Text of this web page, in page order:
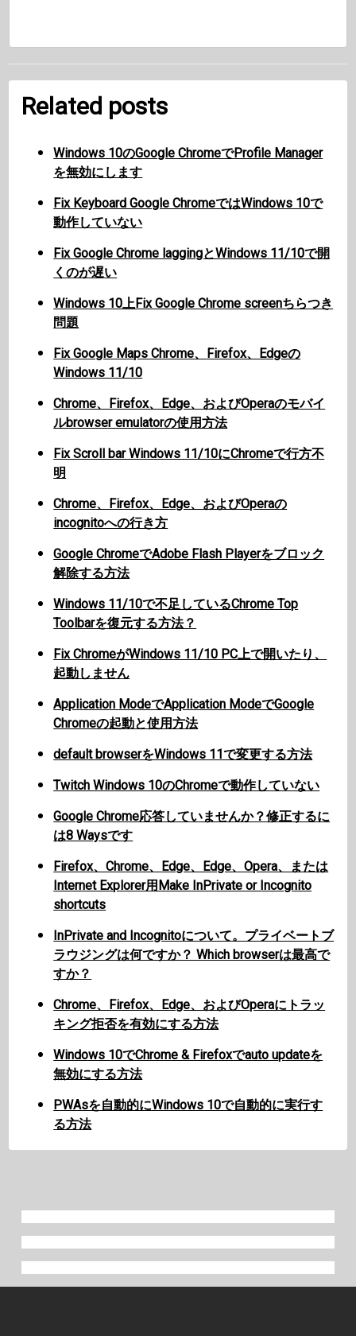
Related posts
Windows 10のGoogle ChromeでProfile Manager
を無効にします
Fix Keyboard Google ChromeではWindows 10で
動作していない
Fix Google Chrome laggingとWindows 11/10で開
くのが遅い
Windows 10上Fix Google Chrome screenちらつき
問題
Fix Google Maps Chrome、Firefox、Edgeの
Windows 11/10
Chrome、Firefox、Edge、およびOperaのモバイ
ルbrowser emulatorの使用方法
Fix Scroll bar Windows 11/10にChromeで行方不
明
Chrome、Firefox、Edge、およびOperaの
incognitoへの行き方
Google ChromeでAdobe Flash Playerをブロック
解除する方法
Windows 11/10で不足しているChrome Top
Toolbarを復元する方法？
Fix ChromeがWindows 11/10 PC上で開いたり、
起動しません
Application ModeでApplication ModeでGoogle
Chromeの起動と使用方法
default browserをWindows 11で変更する方法
Twitch Windows 10のChromeで動作していない
Google Chrome応答していませんか？修正するに
は8 Waysです
Firefox、Chrome、Edge、Edge、Opera、または
Internet Explorer用Make InPrivate or Incognito
shortcuts
InPrivate and Incognitoについて。プライベートブ
ラウジングは何ですか？ Which browserは最高で
すか？
Chrome、Firefox、Edge、およびOperaにトラッ
キング拒否を有効にする方法
Windows 10でChrome & Firefoxでauto updateを
無効にする方法
PWAsを自動的にWindows 10で自動的に実行す
る方法